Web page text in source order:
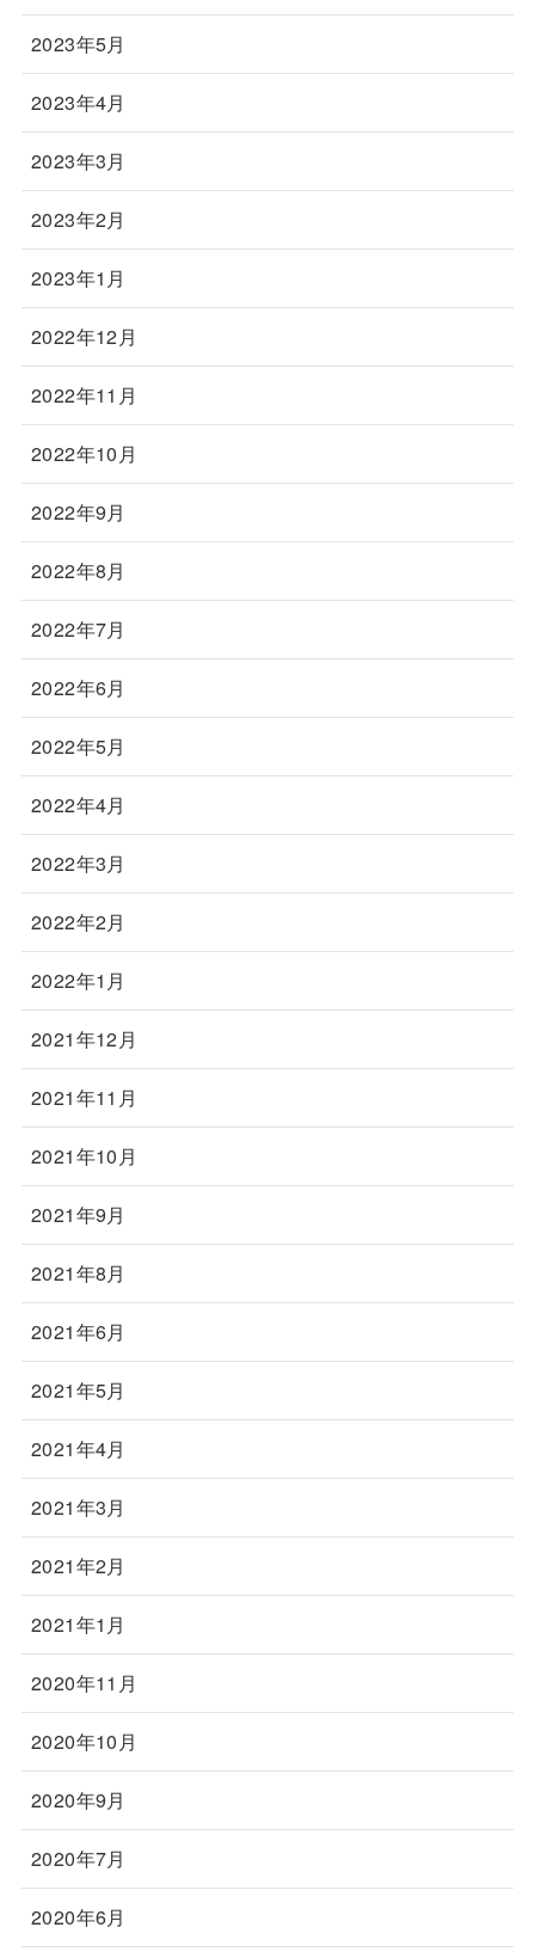
2023年5月
2023年4月
2023年3月
2023年2月
2023年1月
2022年12月
2022年11月
2022年10月
2022年9月
2022年8月
2022年7月
2022年6月
2022年5月
2022年4月
2022年3月
2022年2月
2022年1月
2021年12月
2021年11月
2021年10月
2021年9月
2021年8月
2021年6月
2021年5月
2021年4月
2021年3月
2021年2月
2021年1月
2020年11月
2020年10月
2020年9月
2020年7月
2020年6月